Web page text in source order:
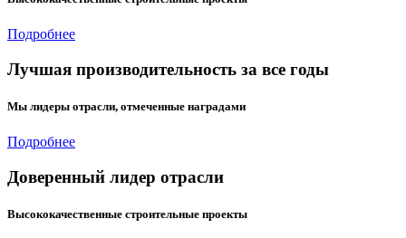
Подробнее
Лучшая производительность за все годы
Мы лидеры отрасли, отмеченные наградами
Подробнее
Доверенный лидер отрасли
Высококачественные строительные проекты